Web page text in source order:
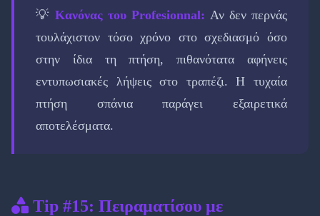
💡 Κανόνας του Profesionnal: Αν δεν περνάς
τουλάχιστον τόσο χρόνο στο σχεδιασμό όσο
στην ίδια τη πτήση, πιθανότατα αφήνεις
εντυπωσιακές λήψεις στο τραπέζι. Η τυχαία
πτήση σπάνια παράγει εξαιρετικά
αποτελέσματα.
Tip #15: Πειραματίσου με